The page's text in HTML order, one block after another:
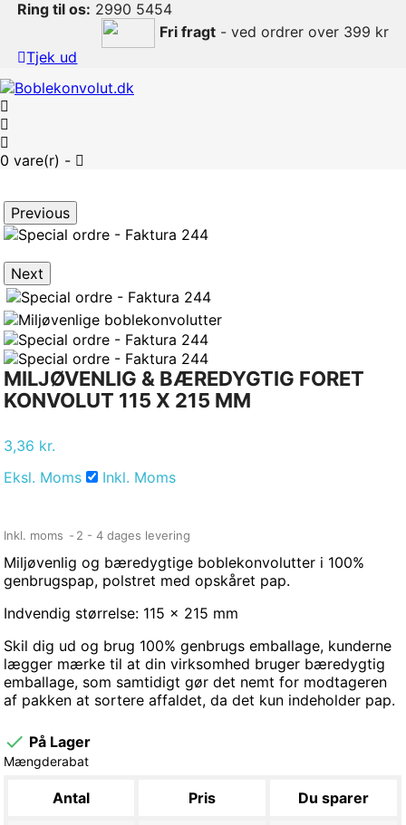
Ring til os: 2990 5454
Fri fragt- ved ordrer over 399 kr
Tjek ud
0 vare(r) -
Previous
Next
MILJØVENLIG & BÆREDYGTIG FORET
KONVOLUT 115 X 215 MM
3,36 kr.
Eksl. Moms
Inkl. Moms
Inkl. moms 2 - 4 dages levering
Miljøvenlig og bæredygtige boblekonvolutter i 100%
genbrugspap, polstret med opskåret pap.
Indvendig størrelse: 115 x 215 mm
Skil dig ud og brug 100% genbrugs emballage, kunderne
lægger mærke til at din virksomhed bruger bæredygtig
emballage, som samtidigt gør det nemt for modtageren
af pakken at sortere affaldet, da det kun indeholder pap.
 På Lager
Mængderabat
Antal Pris Du sparer